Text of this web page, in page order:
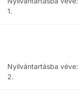
1.
Nyilvántartásba véve:
2.